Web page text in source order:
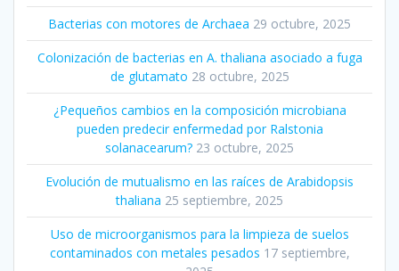
Bacterias con motores de Archaea 29 octubre, 2025
Colonización de bacterias en A. thaliana asociado a fuga
de glutamato 28 octubre, 2025
¿Pequeños cambios en la composición microbiana
pueden predecir enfermedad por Ralstonia
solanacearum? 23 octubre, 2025
Evolución de mutualismo en las raíces de Arabidopsis
thaliana 25 septiembre, 2025
Uso de microorganismos para la limpieza de suelos
contaminados con metales pesados 17 septiembre,